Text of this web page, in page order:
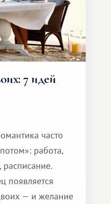
7 идей
часто
работа,
расписание.
появляется
— и желание